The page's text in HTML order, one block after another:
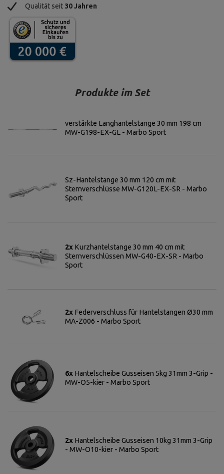
Qualität seit 30 Jahren
Produkte im Set
verstärkte Langhantelstange 30 mm 198 cm
MW-G198-EX-GL - Marbo Sport
Sz-Hantelstange 30 mm 120 cm mit
Sternverschlüsse MW-G120L-EX-SR - Marbo
Sport
2x Kurzhantelstange 30 mm 40 cm mit
Sternverschlüssen MW-G40-EX-SR - Marbo
Sport
2x Federverschluss für Hantelstangen Ø30 mm
MA-Z006 - Marbo Sport
6x Hantelscheibe Gusseisen 5kg 31mm 3-Grip -
MW-O5-kier - Marbo Sport
2x Hantelscheibe Gusseisen 10kg 31mm 3-Grip
- MW-O10-kier - Marbo Sport